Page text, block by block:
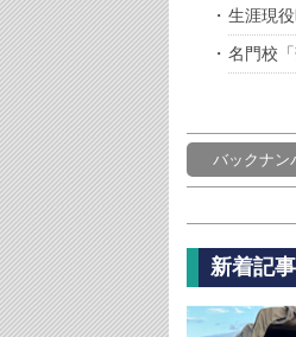
生涯現
名門校
バックナン
新着記事